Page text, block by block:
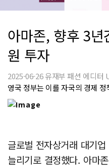
아마존, 향후 3
원 투자
2025-06-26 유재부 패션 에디
영국 정부는 이를 자국의 경제
글로벌 전자상거래 대기
늘리기로 결정했다. 아마